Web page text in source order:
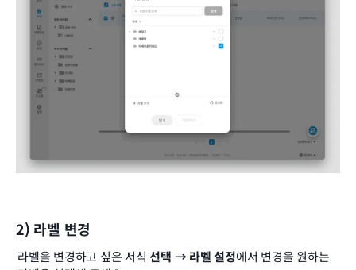
2) 라벨 변경
라벨을 변경하고 싶은 서식 선택 → 라벨 설정에서 변경을 원하는